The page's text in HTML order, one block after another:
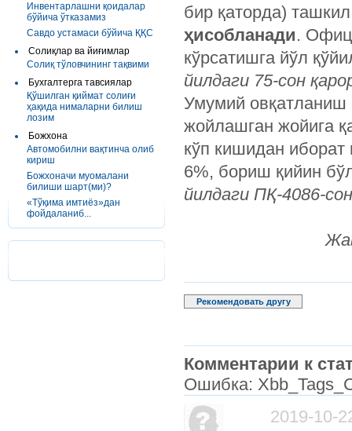
Инвентарлашни қоидалар
бўйича ўтказамиз
Савдо устамаси бўйича ҚҚС
Солиқлар ва йиғимлар
Солиқ тўловчининг тақвими
Бухгалтерга тавсиялар
Қўшилган қиймат солиғи
ҳақида нималарни билиш
лозим
Божхона
Автомобилни вақтинча олиб
кириш
Божхоначи муомалани
билиши шарт(ми)?
«Тўқима имтиёз»дан
фойдаланиб...
бир қаторда)
ҳисобланади.
кўрсатишга йўл
йилдаги 75-сон
Умумий овқатланиш
жойлашган жойига
кўп кишидан
6%, бориш қийин
йилдаги ПҚ-4086-
Рекомендовать другу
Комментарии к
Ошибка:
2019-10-